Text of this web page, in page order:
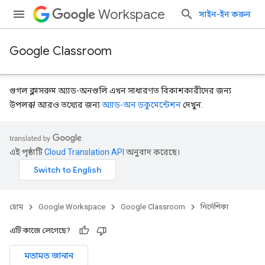
Workspace সাইন-ইন করুন
Google Classroom
গুগল ক্লাসরুম অ্যাড-অনগুলি এখন সাধারণত বিকাশকারীদের জন্য
উপলব্ধ! আরও তথ্যের জন্যঅ্যাড-অন ডকুমেন্টেশনদেখুন.
এই পৃষ্ঠাটিCloud Translation API অনুবাদ করেছে।
হোম Google Workspace Google Classroom নির্দেশিকা
এটি কাজে লেগেছে?
মতামত জানান